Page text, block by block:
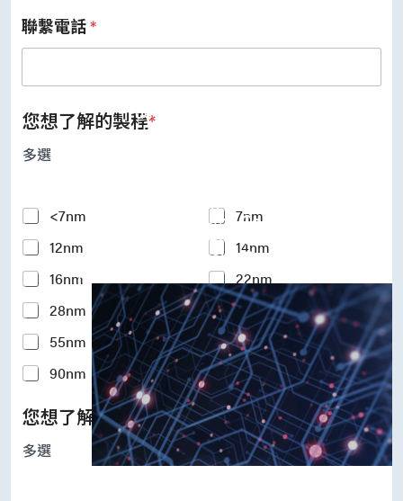
UniPro Controller 2.0 (host /
device)
UniPro Controller 1.8 (host /
IP Integration Service
USB PHY and Controller
MIPI C/D PHY and Controller
PCIe PHY and Controller
解決方案
聯繫電話*
您想了解的製程*
多選
Y
o
u
r
I
n
t
e
r
e
s
t
e
P
<7nm
7nm
12nm
14nm
16nm
22nm
28nm
40nm
55nm
65nm
90nm
110-180nm
您想了解的矽智財IP*
多選